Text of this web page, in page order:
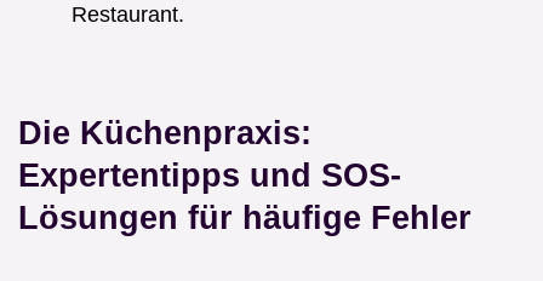
Restaurant.
Die Küchenpraxis:
Expertentipps und SOS-
Lösungen für häufige Fehler